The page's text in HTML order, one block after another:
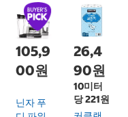
105,9
00원
닌자 푸
26,4
90원
10미터
당 221원